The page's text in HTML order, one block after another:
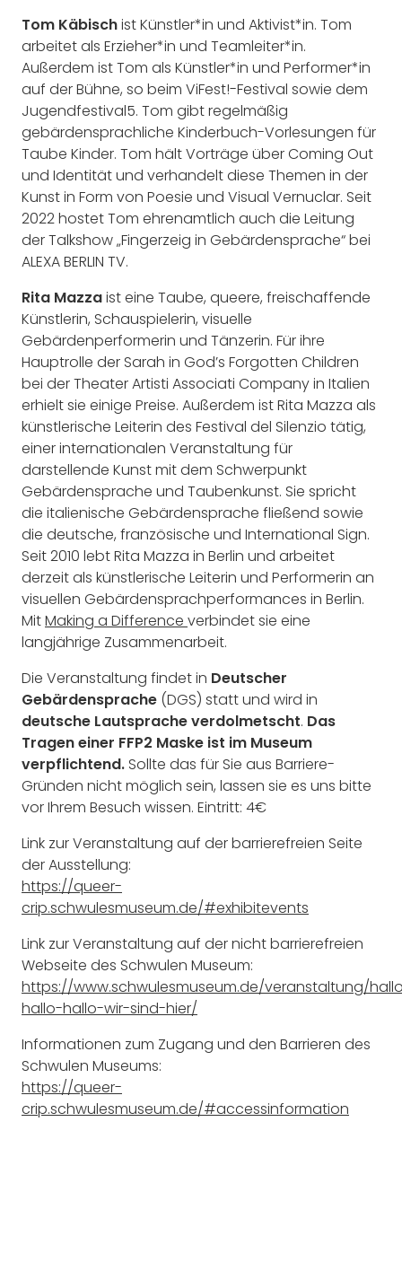
Tom Käbischist Künstler*in und Aktivist*in. Tom
arbeitet als Erzieher*in und Teamleiter*in.
Außerdem ist Tom als Künstler*in und Performer*in
auf der Bühne, so beim ViFest!-Festival sowie dem
Jugendfestival5. Tom gibt regelmäßig
gebärdensprachliche Kinderbuch-Vorlesungen für
Taube Kinder. Tom hält Vorträge über Coming Out
und Identität und verhandelt diese Themen in der
Kunst in Form von Poesie und Visual Vernuclar. Seit
2022 hostet Tom ehrenamtlich auch die Leitung
der Talkshow „Fingerzeig in Gebärdensprache“ bei
ALEXA BERLIN TV.
Rita Mazzaist eine Taube, queere, freischaffende
Künstlerin, Schauspielerin, visuelle
Gebärdenperformerin und Tänzerin. Für ihre
Hauptrolle der Sarah in God’s Forgotten Children
bei der Theater Artisti Associati Company in Italien
erhielt sie einige Preise. Außerdem ist Rita Mazza als
künstlerische Leiterin des Festival del Silenzio tätig,
einer internationalen Veranstaltung für
darstellende Kunst mit dem Schwerpunkt
Gebärdensprache und Taubenkunst. Sie spricht
die italienische Gebärdensprache fließend sowie
die deutsche, französische und International Sign.
Seit 2010 lebt Rita Mazza in Berlin und arbeitet
derzeit als künstlerische Leiterin und Performerin an
visuellen Gebärdensprachperformances in Berlin.
MitMaking a Difference verbindet sie eine
langjährige Zusammenarbeit.
Die Veranstaltung findet in Deutscher
Gebärdensprache (DGS) statt und wird in
deutsche Lautsprache verdolmetscht. Das
Tragen einer FFP2 Maske ist im Museum
verpflichtend. Sollte das für Sie aus Barriere-
Gründen nicht möglich sein, lassen sie es uns bitte
vor Ihrem Besuch wissen. Eintritt: 4€
Link zur Veranstaltung auf der barrierefreien Seite
der Ausstellung:
https://queer-
crip.schwulesmuseum.de/#exhibitevents
Link zur Veranstaltung auf der nicht barrierefreien
Webseite des Schwulen Museum:
https://www.schwulesmuseum.de/veranstaltung/
hallo-hallo-wir-sind-hier/
Informationen zum Zugang und den Barrieren des
Schwulen Museums:
https://queer-
crip.schwulesmuseum.de/#accessinformation